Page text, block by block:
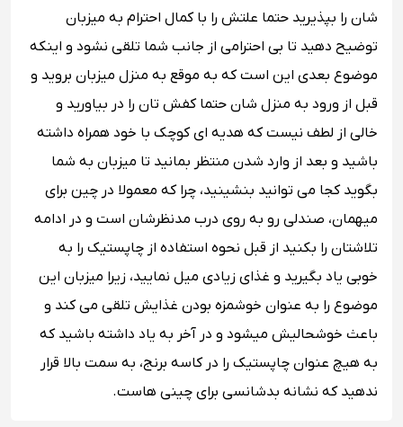
شان را بپذیرید حتما علتش را با کمال احترام به میزبان
توضیح دهید تا بی ‌احترامی از جانب شما تلقی نشود و اینکه
موضوع بعدی این است که به موقع به منزل میزبان بروید و
قبل از ورود به منزل شان حتما کفش ‌تان را در بیاورید و
خالی از لطف نیست که هدیه ای کوچک با خود همراه داشته
باشید و بعد از وارد شدن منتظر بمانید تا میزبان به شما
بگوید کجا می توانید بنشینید، چرا که معمولا در چین برای
میهمان، صندلی رو به ‌روی درب مدنظرشان است و در ادامه
تلاشتان را بکنید از قبل نحوه استفاده از چاپستیک را به
خوبی یاد بگیرید و غذای زیادی میل نمایید، زیرا میزبان این
موضوع را به عنوان خوشمزه بودن غذایش تلقی می‌ کند و
باعث خوشحالیش میشود و در آخر به یاد داشته باشید که
به هیچ عنوان چاپستیک را در کاسه برنج، به سمت بالا قرار
ندهید که نشانه بدشانسی برای چینی هاست.